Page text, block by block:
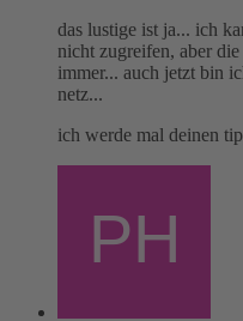
das lustige ist ja... ich
nicht zugreifen, aber
immer... auch jetzt bin
netz...
ich werde mal deinen